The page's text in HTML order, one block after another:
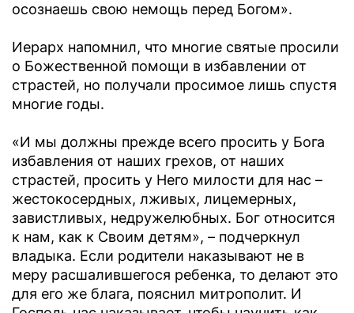
осознаешь свою немощь перед Богом».
Иерарх напомнил, что многие святые просили
о Божественной помощи в избавлении от
страстей, но получали просимое лишь спустя
многие годы.
«И мы должны прежде всего просить у Бога
избавления от наших грехов, от наших
страстей, просить у Него милости для нас –
жестокосердных, лживых, лицемерных,
завистливых, недружелюбных. Бог относится
к нам, как к Своим детям», – подчеркнул
владыка. Если родители наказывают не в
меру расшалившегося ребенка, то делают это
для его же блага, пояснил митрополит. И